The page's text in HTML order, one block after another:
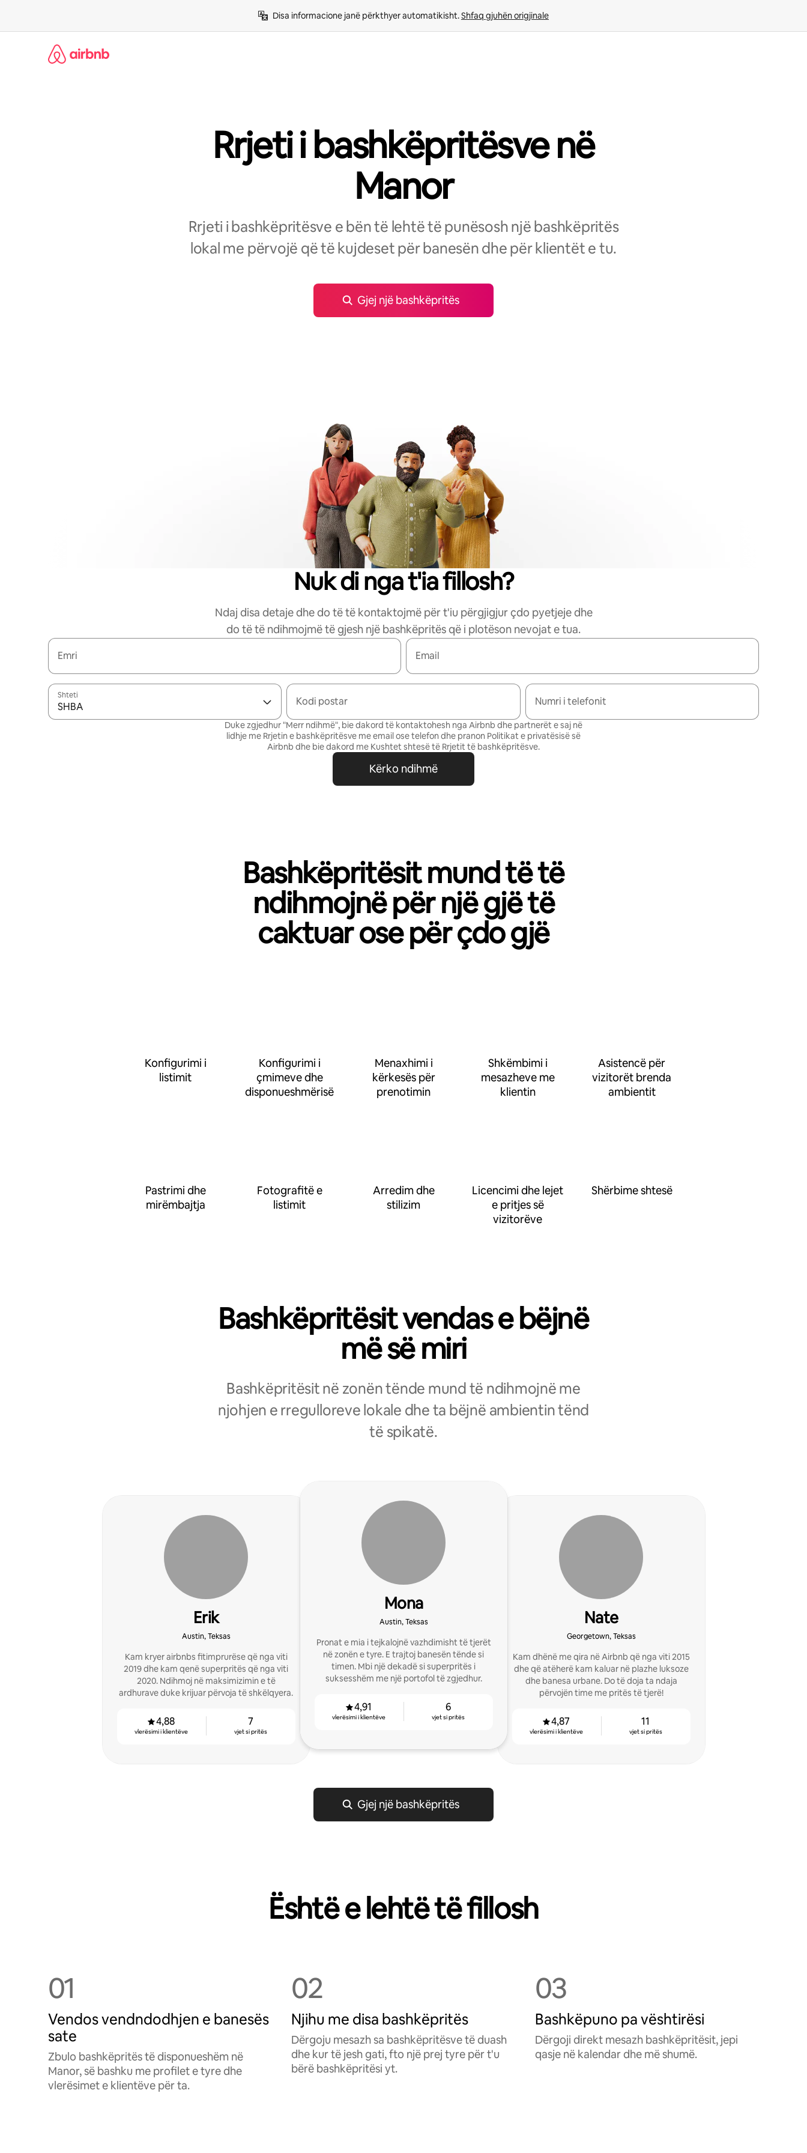
përmbajtja
Disa informacione janë përkthyer automatikisht. Shfaq gjuhën origjinale
Rrjeti i bashkëpritësve në
Manor
Rrjeti i bashkëpritësve e bën të lehtë të punësosh një bashkëpritës
lokal me përvojë që të kujdeset për banesën dhe për klientët e tu.
Gjej një bashkëpritës
Nuk di nga t'ia fillosh?
Ndaj disa detaje dhe do të të kontaktojmë për t'iu përgjigjur çdo pyetjeje dhe
do të të ndihmojmë të gjesh një bashkëpritës që i plotëson nevojat e tua.
Emri Email
Shteti
SHBA Kodi postar Numri i telefonit
Duke zgjedhur "Merr ndihmë", bie dakord të kontaktohesh nga Airbnb dhe partnerët e saj në
lidhje me Rrjetin e bashkëpritësve me email ose telefon dhe pranon Politikat e privatësisë së
Airbnb dhe bie dakord me Kushtet shtesë të Rrjetit të bashkëpritësve.
Kërko ndihmë
Bashkëpritësit mund të të
ndihmojnë për një gjë të
caktuar ose për çdo gjë
Konfigurimi i
listimit
Konfigurimi i
çmimeve dhe
disponueshmërisë
Menaxhimi i
kërkesës për
prenotimin
Shkëmbimi i
mesazheve me
klientin
Asistencë për
vizitorët brenda
ambientit
Pastrimi dhe
mirëmbajtja
Fotografitë e
listimit
Arredim dhe
stilizim
Licencimi dhe lejet
e pritjes së
vizitorëve
Shërbime shtesë
Bashkëpritësit vendas e bëjnë
më së miri
Bashkëpritësit në zonën tënde mund të ndihmojnë me
njohjen e rregulloreve lokale dhe ta bëjnë ambientin tënd
të spikatë.
Erik
Austin, Teksas
Kam kryer airbnbs fitimprurëse që nga viti
2019 dhe kam qenë superpritës që nga viti
2020. Ndihmoj në maksimizimin e të
ardhurave duke krijuar përvoja të shkëlqyera.
4,88
vlerësimi i klientëve
7
vjet si pritës
Mona
Austin, Teksas
Pronat e mia i tejkalojnë vazhdimisht të tjerët
në zonën e tyre. E trajtoj banesën tënde si
timen. Mbi një dekadë si superpritës i
suksesshëm me një portofol të zgjedhur.
4,91
vlerësimi i klientëve
6
vjet si pritës
Nate
Georgetown, Teksas
Kam dhënë me qira në Airbnb që nga viti 2015
dhe që atëherë kam kaluar në plazhe luksoze
dhe banesa urbane. Do të doja ta ndaja
përvojën time me pritës të tjerë!
4,87
vlerësimi i klientëve
11
vjet si pritës
Gjej një bashkëpritës
Është e lehtë të fillosh
01
Vendos vendndodhjen e banesës
sate
Zbulo bashkëpritës të disponueshëm në
Manor, së bashku me profilet e tyre dhe
vlerësimet e klientëve për ta.
02
Njihu me disa bashkëpritës
Dërgoju mesazh sa bashkëpritësve të duash
dhe kur të jesh gati, fto një prej tyre për t'u
bërë bashkëpritësi yt.
03
Bashkëpuno pa vështirësi
Dërgoji direkt mesazh bashkëpritësit, jepi
qasje në kalendar dhe më shumë.